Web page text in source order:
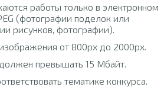
работы только в электронном
(фотографии поделок или
рисунков, фотографии).
от 800px до 2000px.
превышать 15 Мбайт.
тематике конкурса.